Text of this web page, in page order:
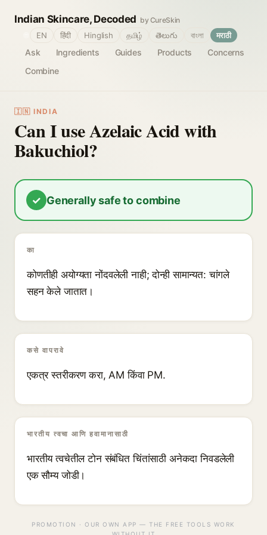
Indian Skincare, Decoded by CureSkin
Ask Ingredients Guides Products
Concerns
Combine
EN हिंदी Hinglish தமிழ் తెలుగు বাংলা मराठी
🇮🇳 INDIA
Can I use Azelaic Acid with
Bakuchiol?
✓ Generally safe to combine
का
कोणतीही अयोग्यता नोंदवलेली नाही; दोन्ही सामान्यत: चांगले
सहन केले जातात।
कसे वापरावे
एकत्र स्तरीकरण करा, AM किंवा PM.
भारतीय त्वचा आणि हवामानासाठी
भारतीय त्वचेतील टोन संबंधित चिंतांसाठी अनेकदा निवडलेली
एक सौम्य जोडी।
PROMOTION · OUR OWN APP — THE FREE TOOLS WORK